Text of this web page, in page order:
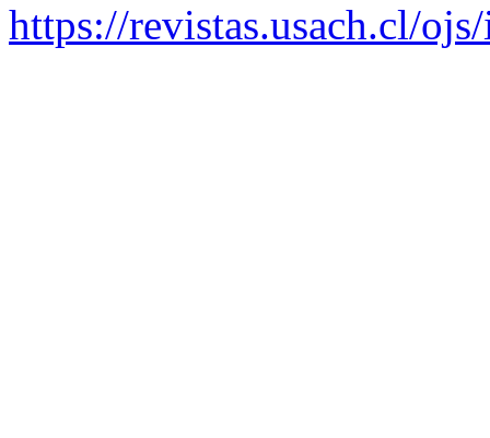
https://revistas.usach.cl/